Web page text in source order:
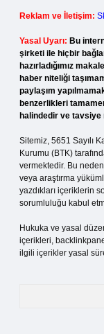
Reklam ve İletişim:
Yasal Uyarı: Bu
şirketi ile hiçbir
hazırladığımız
haber niteliği
paylaşım
benzerlikleri
halindedir ve tavsiye
Sitemiz, 5651 Sayılı
Kurumu (BTK)
vermektedir. Bu
veya araştırma
yazdıkları içeriklerin
sorumluluğu kabul
Hukuka ve yasal
içerikleri,
ilgili içerikler yasal